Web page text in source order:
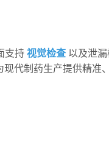
支持视觉检查 以及泄
代制药生产提供精准